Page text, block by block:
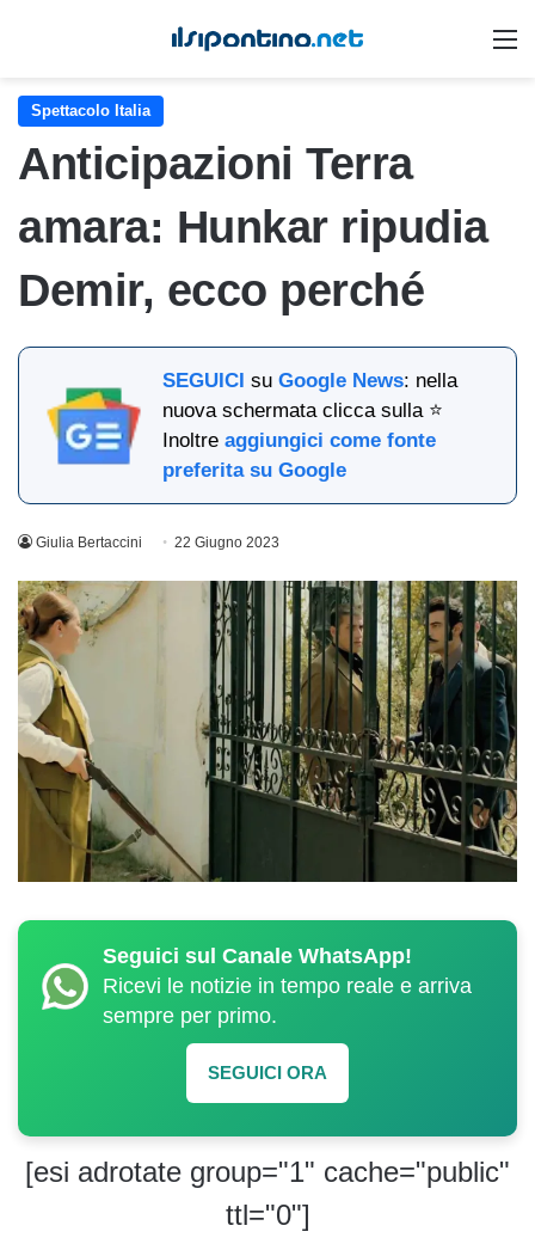
Spettacolo Italia
Anticipazioni Terra
amara: Hunkar ripudia
Demir, ecco perché
SEGUICI suGoogle News: nella
nuova schermata clicca sulla ⭐
Inoltreaggiungici come fonte
preferita su Google
Giulia Bertaccini 22 Giugno 2023
Seguici sul Canale WhatsApp!
Ricevi le notizie in tempo reale e arriva
sempre per primo.
SEGUICI ORA
[esi adrotate group="1" cache="public"
ttl="0"]